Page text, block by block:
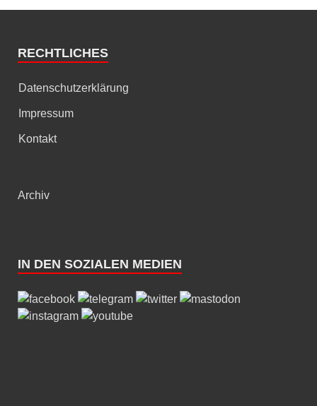
RECHTLICHES
Datenschutzerklärung
Impressum
Kontakt
Archiv
IN DEN SOZIALEN MEDIEN